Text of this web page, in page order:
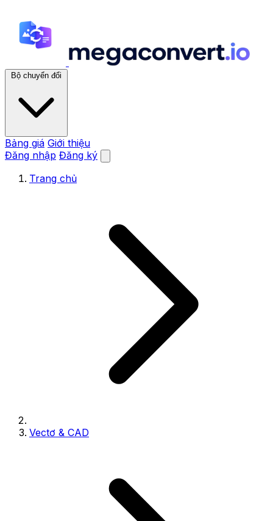
Bộ chuyển đổi
Bảng giá Giới thiệu
Đăng nhập Đăng ký
Trang chủ
Vectơ & CAD